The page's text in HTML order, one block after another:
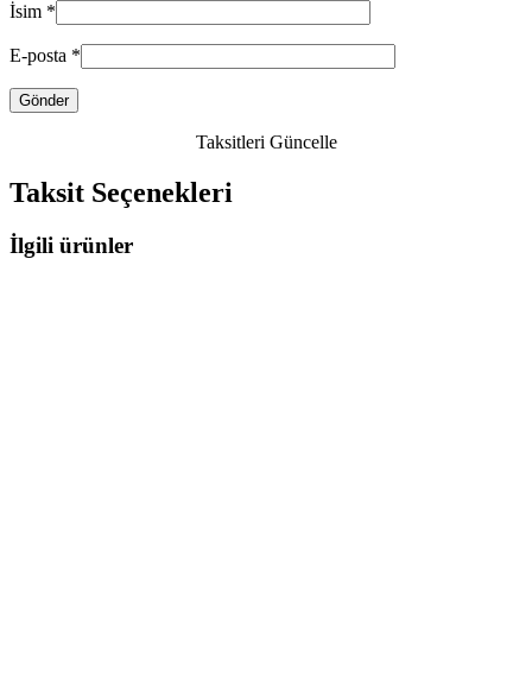
İsim *
E-posta *
Taksitleri Güncelle
Taksit Seçenekleri
İlgili ürünler